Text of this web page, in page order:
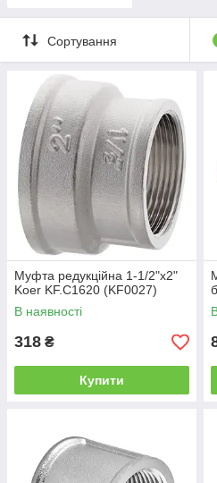
Сортування
Муфта редукційна 1-1/2"x2"
Koer KF.C1620 (KF0027)
В наявності
318 ₴
Купити